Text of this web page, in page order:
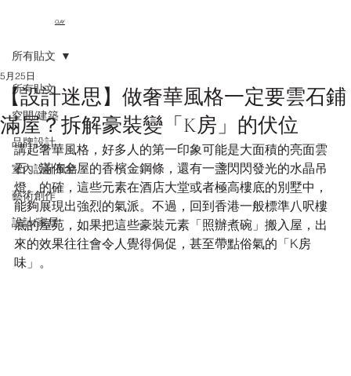
CLAY
所有貼文
空間/建築
品牌設計
室內設計風格
藝術創作
設計/家居
所有貼文
【設計迷思】做奢華風格一定要雲石鋪
滿屋？拆解豪裝變「K房」的伏位
5月25日
講起奢華風格，好多人的第一印象可能是大面積的亮面雲
石、滿佈全屋的香檳金鋼條，還有一盞閃閃發光的水晶吊
燈。的確，這些元素在酒店大堂或者極高樓底的別墅中，
能夠展現出強烈的氣派。不過，回到香港一般標準八呎樓
底的屋苑，如果把這些豪裝元素「照辦煮碗」搬入屋，出
來的效果往往會令人覺得侷促，甚至帶點俗氣的「K房
味」。